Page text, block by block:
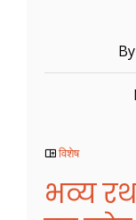
विशेष
भव्य